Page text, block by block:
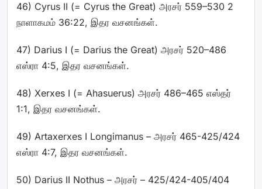
46) Cyrus II (= Cyrus the Great) அரசர் 559–530 2
நாளாகமம் 36:22, இதர வசனங்கள்.
47) Darius I (= Darius the Great) அரசர் 520–486
எஸ்ரா 4:5, இதர வசனங்கள்.
48) Xerxes I (= Ahasuerus) அரசர் 486–465 எஸ்தர்
1:1, இதர வசனங்கள்.
49) Artaxerxes I Longimanus – அரசர் 465-425/424
எஸ்ரா 4:7, இதர வசனங்கள்.
50) Darius II Nothus – அரசர் – 425/424-405/404